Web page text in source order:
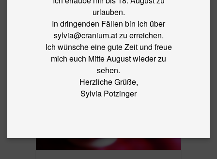
IMG_1176
sylvia Published 7. October 2013 |Full size is2310 ×
pixels
urlauben.
In dringenden Fällen bin ich über
sylvia@cranium.at zu erreichen.
Ich wünsche eine gute Zeit und freue
mich euch Mitte August wieder zu
sehen.
Herzliche Grüße,
Sylvia Potzinger